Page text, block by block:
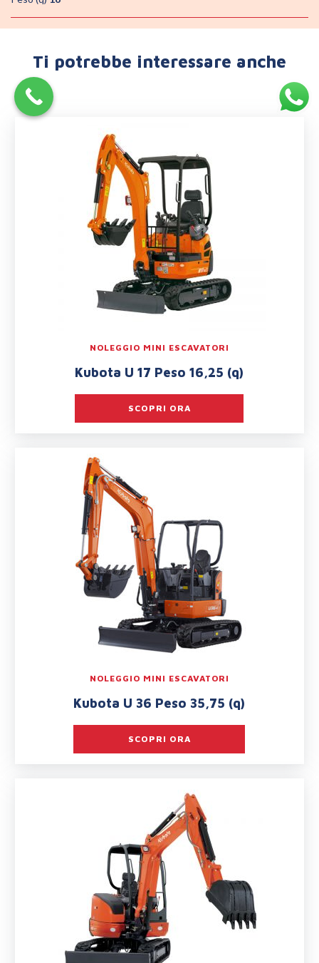
Ti potrebbe interessare anche
NOLEGGIO MINI ESCAVATORI
Kubota U 17 Peso 16,25 (q)
SCOPRI ORA
NOLEGGIO MINI ESCAVATORI
Kubota U 36 Peso 35,75 (q)
SCOPRI ORA